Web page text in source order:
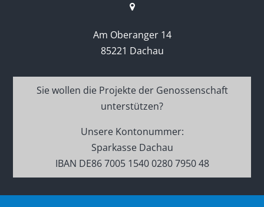
Am Oberanger 14
85221 Dachau
Sie wollen die Projekte der Genossenschaft
unterstützen?
Unsere Kontonummer:
Sparkasse Dachau
IBAN DE86 7005 1540 0280 7950 48